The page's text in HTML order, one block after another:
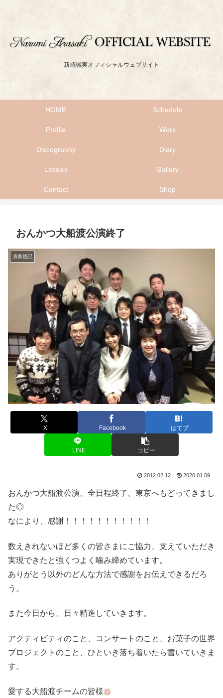
新崎誠実オフィシャルウェブサイト
HOME Schedule
Profile Work
Discography Diary
Lesson Gallery
Contact Shop
おんかつ大船渡公演終了
演奏後記
X Facebook はてブ
LINE コピー
2012.02.12 2020.01.09
おんかつ大船渡公演、全日程終了、東京へもどってきまし
た◎
なにより、感謝！！！！！！！！！！！
数えきれないほど多くの皆さまにご協力、支えていただき
実現できたと強くつよく噛み締めています。
ありがとう以外のどんな方法で感謝をお伝えできるだろ
う。
また今日から、日々精進していきます。
アクティビティのこと、コンサートのこと、お菓子の世界
プロジェクトのこと、ひといき落ち着いたら書いていきま
す。
愛する大船渡チームの皆様